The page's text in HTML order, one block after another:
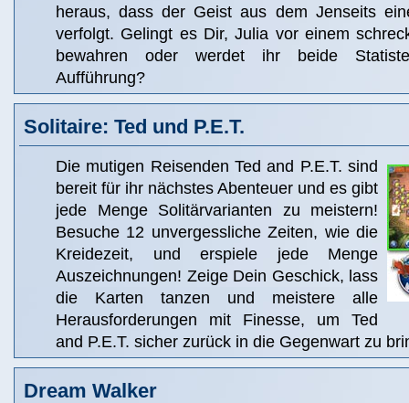
heraus, dass der Geist aus dem Jenseits
verfolgt. Gelingt es Dir, Julia vor einem
bewahren oder werdet ihr beide
Aufführung?
Solitaire: Ted und P.E.T.
Die mutigen Reisenden Ted and P.E.T. sind
bereit für ihr nächstes Abenteuer und es gibt
jede Menge Solitärvarianten zu meistern!
Besuche 12 unvergessliche Zeiten, wie die
Kreidezeit, und erspiele jede Menge
Auszeichnungen! Zeige Dein Geschick, lass
die Karten tanzen und meistere alle
Herausforderungen mit Finesse, um Ted
and P.E.T. sicher zurück in die Gegenwart zu
Dream Walker